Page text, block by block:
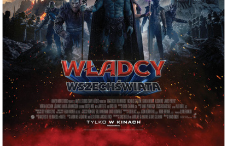
adres:
Siennieńska 54
data i godzina:
11.06.2026, g. 17:00
Info
Opis wydarzenia:
Seria Masters of the Universe, skupiająca się na walce między bohaterskim He-
Manem (znanym również jako książę Adam z Eternii) – najpotężniejszym człowiekiem
we wszechświecie, a złowrogim Szkieletorem.